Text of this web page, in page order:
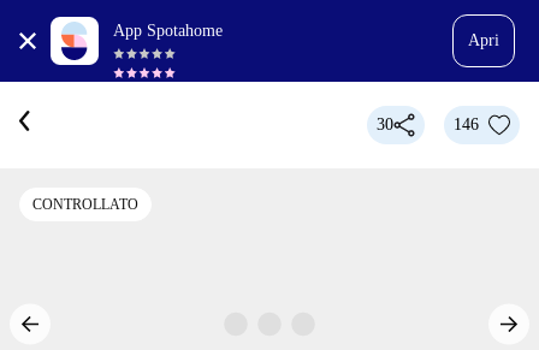
App Spotahome
Apri
30 146
CONTROLLATO